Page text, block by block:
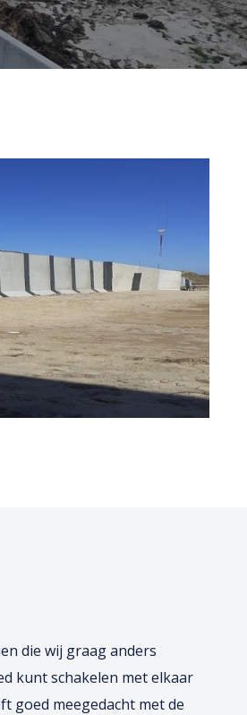
die wij graag anders
kunt schakelen met elkaar
goed meegedacht met de